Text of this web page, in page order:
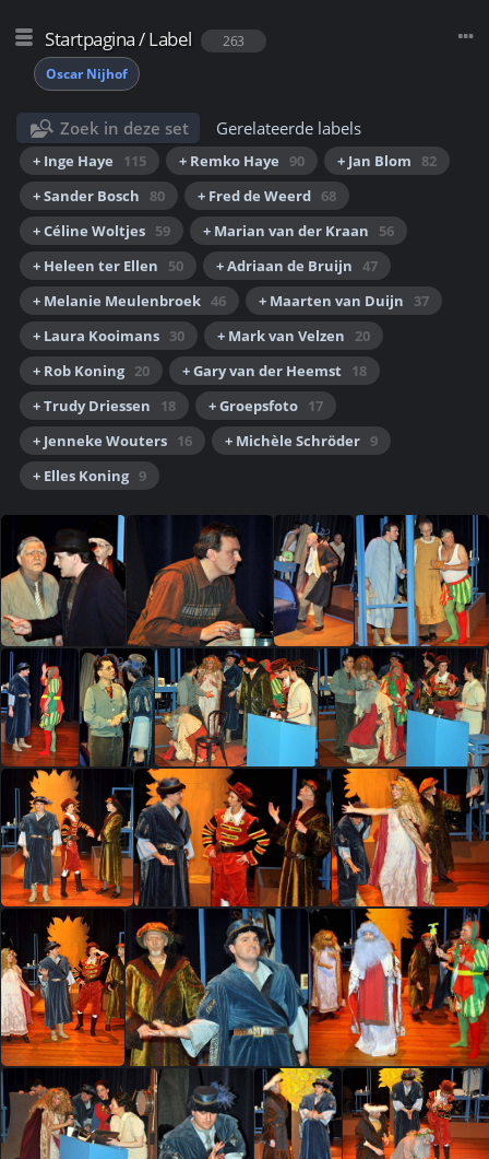
Startpagina/Label
263
Oscar Nijhof
Zoek in deze set Gerelateerde labels
+ Inge Haye 115 + Remko Haye 90 + Jan Blom
82
+ Sander Bosch
80 + Fred de Weerd 68
+ Céline Woltjes 59 + Marian van der Kraan
56
+ Heleen ter Ellen
50 + Adriaan de Bruijn 47
+ Melanie Meulenbroek 46 + Maarten van Duijn
37
+ Laura Kooimans 30 + Mark van Velzen
20
+ Rob Koning 20 + Gary van der Heemst 18
+ Trudy Driessen
18 + Groepsfoto 17
+ Jenneke Wouters 16 + Michèle Schröder 9
+ Elles Koning 9